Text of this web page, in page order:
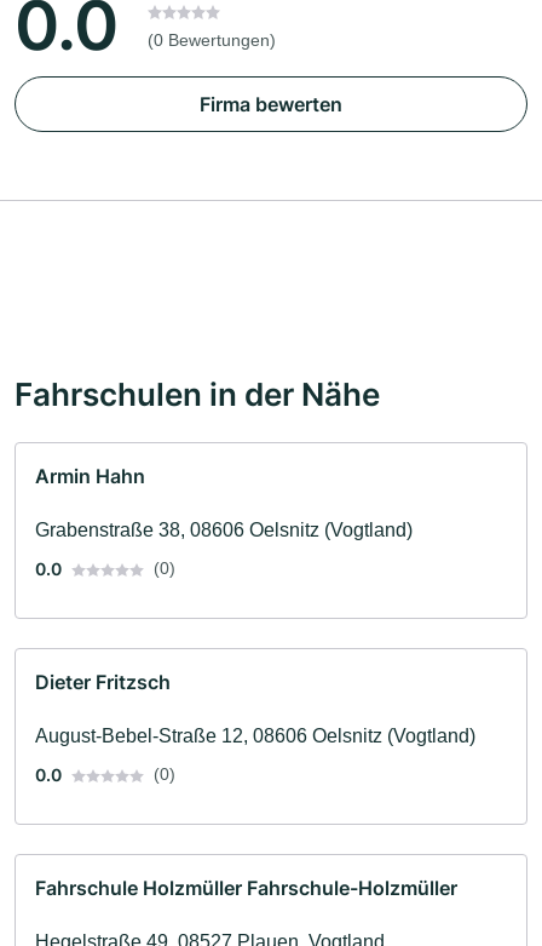
0.0 (0 Bewertungen)
Firma bewerten
Fahrschulen in der Nähe
Armin Hahn
Grabenstraße 38, 08606 Oelsnitz (Vogtland)
0.0
(0)
Dieter Fritzsch
August-Bebel-Straße 12, 08606 Oelsnitz (Vogtland)
0.0
(0)
Fahrschule Holzmüller Fahrschule-Holzmüller